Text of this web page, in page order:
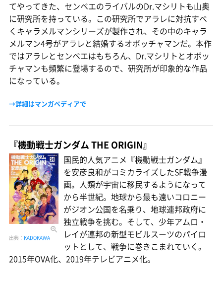
てやってきた、センベエのライバルのDr.マシリトも山奥
に研究所を持っている。この研究所でアラレに対抗すべ
くキャラメルマンシリーズが製作され、その中のキャラ
メルマン4号がアラレと結婚するオボッチャマンだ。本作
ではアラレとセンベエはもちろん、Dr.マシリトとオボッ
チャマンも頻繁に登場するので、研究所が印象的な作品
になっている。
→詳細はマンガペディアで
『機動戦士ガンダム THE ORIGIN』
出典： KADOKAWA
国民的人気アニメ『機動戦士ガンダム』
を安彦良和がコミカライズしたSF戦争漫
画。人類が宇宙に移民するようになって
から半世紀。地球から最も遠いコロニー
がジオン公国を名乗り、地球連邦政府に
独立戦争を挑む。そして、少年アムロ・
レイが連邦の新型モビルスーツのパイロ
ットとして、戦争に巻きこまれていく。
2015年OVA化、2019年テレビアニメ化。